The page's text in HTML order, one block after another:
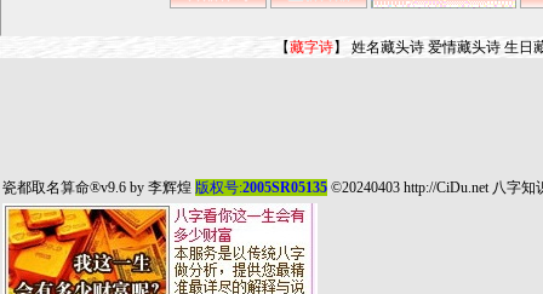
【藏字诗】 姓名藏头诗 爱情藏头诗 生日
瓷都取名算命®v9.6 by 李辉煌 版权号:2005SR05135 ©20240403 http://CiDu.net 八字知